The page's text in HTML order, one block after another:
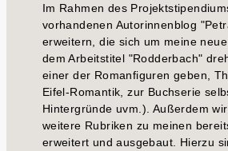
Im Rahmen des
vorhandenen Autorinnenblog
erweitern, die sich um meine
dem Arbeitstitel "Rodderbach"
einer der Romanfiguren geben,
Eifel-Romantik, zur Buchserie
Hintergründe uvm.). Außerdem
weitere Rubriken zu meinen
erweitert und ausgebaut. Hierzu